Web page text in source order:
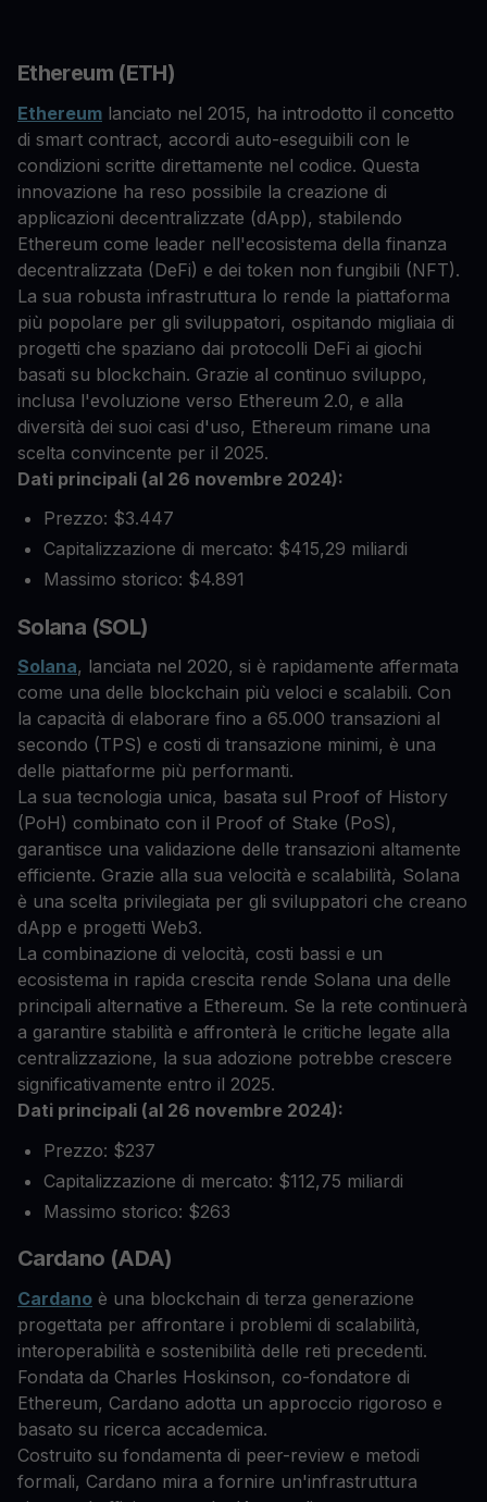
Ethereum (ETH)
Ethereum lanciato nel 2015, ha introdotto il concetto
di smart contract, accordi auto-eseguibili con le
condizioni scritte direttamente nel codice. Questa
innovazione ha reso possibile la creazione di
applicazioni decentralizzate (dApp), stabilendo
Ethereum come leader nell'ecosistema della finanza
decentralizzata (DeFi) e dei token non fungibili (NFT).
La sua robusta infrastruttura lo rende la piattaforma
più popolare per gli sviluppatori, ospitando migliaia di
progetti che spaziano dai protocolli DeFi ai giochi
basati su blockchain. Grazie al continuo sviluppo,
inclusa l'evoluzione verso Ethereum 2.0, e alla
diversità dei suoi casi d'uso, Ethereum rimane una
scelta convincente per il 2025.
Dati principali (al 26 novembre 2024):
Prezzo: $3.447
Capitalizzazione di mercato: $415,29 miliardi
Massimo storico: $4.891
Solana (SOL)
Solana, lanciata nel 2020, si è rapidamente affermata
come una delle blockchain più veloci e scalabili. Con
la capacità di elaborare fino a 65.000 transazioni al
secondo (TPS) e costi di transazione minimi, è una
delle piattaforme più performanti.
La sua tecnologia unica, basata sul Proof of History
(PoH) combinato con il Proof of Stake (PoS),
garantisce una validazione delle transazioni altamente
efficiente. Grazie alla sua velocità e scalabilità, Solana
è una scelta privilegiata per gli sviluppatori che creano
dApp e progetti Web3.
La combinazione di velocità, costi bassi e un
ecosistema in rapida crescita rende Solana una delle
principali alternative a Ethereum. Se la rete continuerà
a garantire stabilità e affronterà le critiche legate alla
centralizzazione, la sua adozione potrebbe crescere
significativamente entro il 2025.
Dati principali (al 26 novembre 2024):
Prezzo: $237
Capitalizzazione di mercato: $112,75 miliardi
Massimo storico: $263
Cardano (ADA)
Cardano è una blockchain di terza generazione
progettata per affrontare i problemi di scalabilità,
interoperabilità e sostenibilità delle reti precedenti.
Fondata da Charles Hoskinson, co-fondatore di
Ethereum, Cardano adotta un approccio rigoroso e
basato su ricerca accademica.
Costruito su fondamenta di peer-review e metodi
formali, Cardano mira a fornire un'infrastruttura